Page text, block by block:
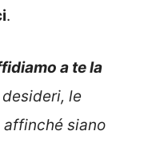
.
a te la
le
affinché siano